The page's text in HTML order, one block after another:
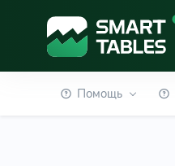
Помощь